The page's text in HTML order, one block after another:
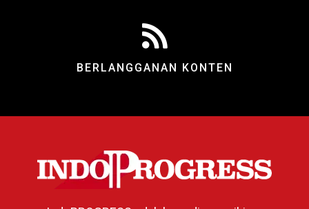
BERLANGGANAN KONTEN